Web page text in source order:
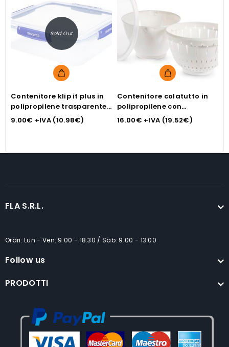
Sold Out
Contenitore klip it plus in
polipropilene trasparente
con tappo blu, forma
9.00€ +IVA (10.98€)
Contenitore colatutto in
polipropilene con
coperchio bianco cm22
16.00€ +IVA (19.52€)
FLA S.R.L.
Orari: Lun - Ven: 9:00 - 18:30 / Sab: 9:00 - 13:00
Follow us
PRODOTTI